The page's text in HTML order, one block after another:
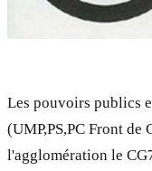
Les pouvoirs publics
(UMP,PS,PC Front de
l'agglomération le